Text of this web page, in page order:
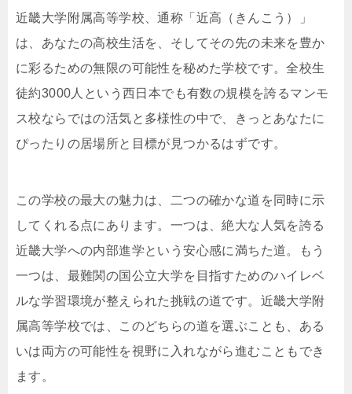
近畿大学附属高等学校、通称「近高（きんこう）」
は、あなたの高校生活を、そしてその先の未来を豊か
に彩るための無限の可能性を秘めた学校です。全校生
徒約3000人という西日本でも有数の規模を誇るマンモ
ス校ならではの活気と多様性の中で、きっとあなたに
ぴったりの居場所と目標が見つかるはずです。
この学校の最大の魅力は、二つの確かな道を同時に示
してくれる点にあります。一つは、絶大な人気を誇る
近畿大学への内部進学という安心感に満ちた道。もう
一つは、最難関の国公立大学を目指すためのハイレベ
ルな学習環境が整えられた挑戦の道です。近畿大学附
属高等学校では、このどちらの道を選ぶことも、ある
いは両方の可能性を視野に入れながら進むこともでき
ます。